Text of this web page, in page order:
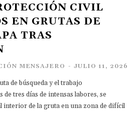
CIVIL
EN GRUTAS DE
TRAS
MENSAJERO - JULIO 11, 2026
de búsqueda y el trabajo
tres días de intensas labores, se
interior de la gruta en una zona de difícil